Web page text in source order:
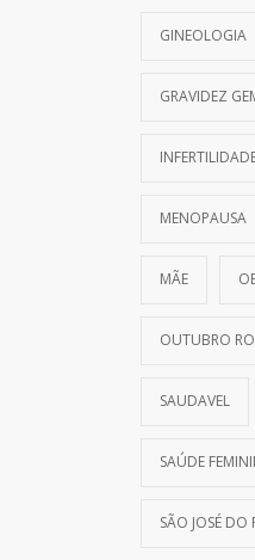
GINEOLOGIA
GRAVIDEZ
MENOPAUSA
MÃE
OUTUBRO
SAUDAVEL
SAÚDE
SÃO JOSÉ DO